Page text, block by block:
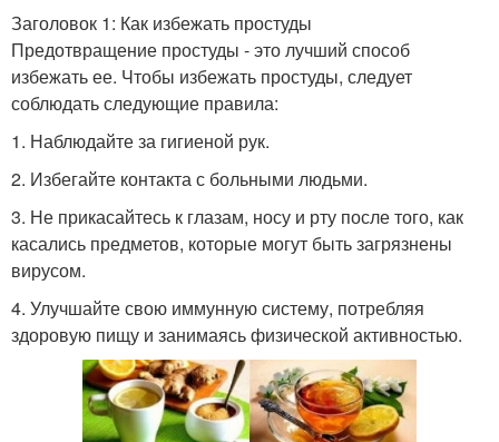
Заголовок 1: Как избежать простуды
Предотвращение простуды - это лучший способ
избежать ее. Чтобы избежать простуды, следует
соблюдать следующие правила:
1. Наблюдайте за гигиеной рук.
2. Избегайте контакта с больными людьми.
3. Не прикасайтесь к глазам, носу и рту после того, как
касались предметов, которые могут быть загрязнены
вирусом.
4. Улучшайте свою иммунную систему, потребляя
здоровую пищу и занимаясь физической активностью.